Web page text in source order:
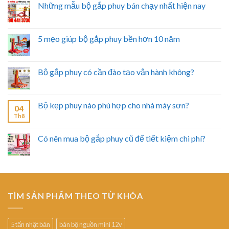
Những mẫu bộ gắp phuy bán chạy nhất hiện nay
5 mẹo giúp bộ gắp phuy bền hơn 10 năm
Bộ gắp phuy có cần đào tạo vận hành không?
04
Th8
Bộ kẹp phuy nào phù hợp cho nhà máy sơn?
Có nên mua bộ gắp phuy cũ để tiết kiệm chi phí?
TÌM SẢN PHẨM THEO TỪ KHÓA
5 tấn nhật bản
bán bộ nguồn mini 12v